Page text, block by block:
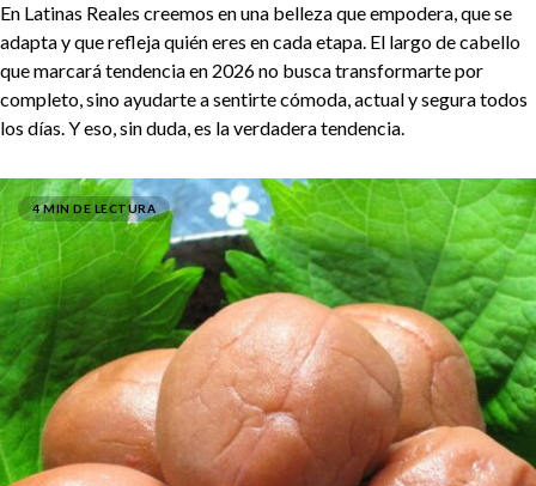
En Latinas Reales creemos en una belleza que empodera, que se
adapta y que refleja quién eres en cada etapa. El largo de cabello
que marcará tendencia en 2026 no busca transformarte por
completo, sino ayudarte a sentirte cómoda, actual y segura todos
los días. Y eso, sin duda, es la verdadera tendencia.
4 MIN DE LECTURA